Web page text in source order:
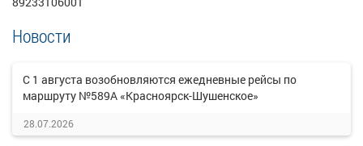
Новости
С 1 августа возобновляются ежедневные рейсы по
маршруту №589А «Красноярск-Шушенское»
28.07.2026